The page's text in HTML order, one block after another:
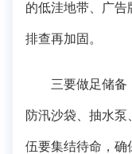
的低洼地带、广
排查再加固。
三要做足储备，
防汛沙袋、抽水
伍要集结待命，确